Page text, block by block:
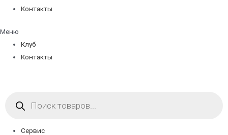
Контакты
Меню
Клуб
Контакты
товаров
Сервис